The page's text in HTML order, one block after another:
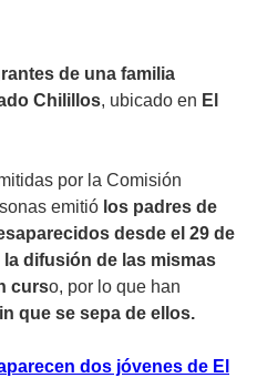
de una familia
Chilillos, ubicado en El
por la Comisión
emitió los padres de
desde el 29 de
la difusión de las mismas
curso, por lo que han
que se sepa de ellos.
dos jóvenes de El